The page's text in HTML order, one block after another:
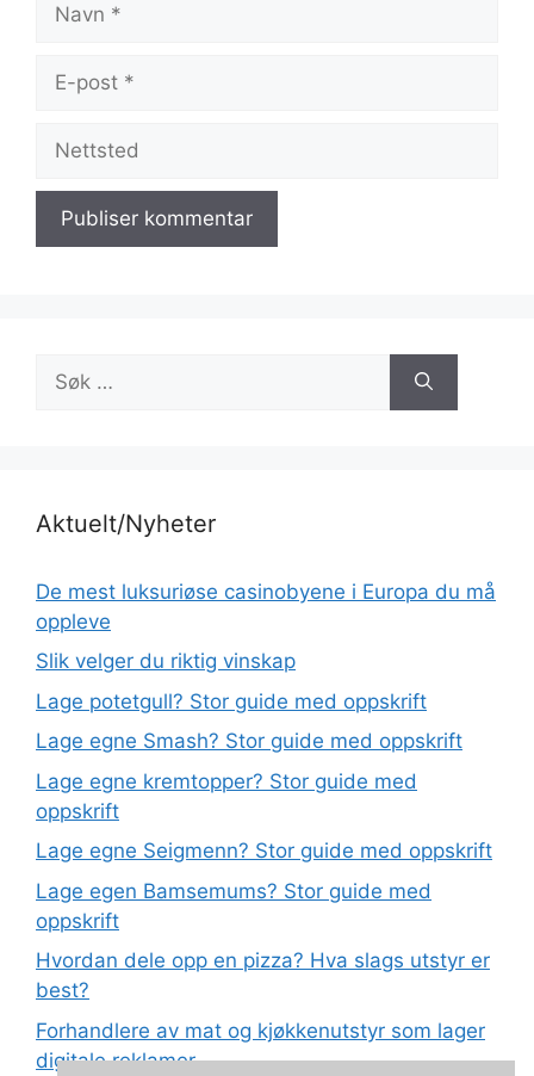
post
etter:
Aktuelt/Nyheter
De mest luksuriøse casinobyene i Europa du må
oppleve
Slik velger du riktig vinskap
Lage potetgull? Stor guide med oppskrift
Lage egne Smash? Stor guide med oppskrift
Lage egne kremtopper? Stor guide med
oppskrift
Lage egne Seigmenn? Stor guide med oppskrift
Lage egen Bamsemums? Stor guide med
oppskrift
Hvordan dele opp en pizza? Hva slags utstyr er
best?
Forhandlere av mat og kjøkkenutstyr som lager
digitale reklamer